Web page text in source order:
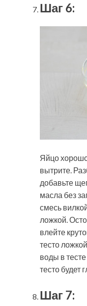
Шаг 6:
Яйцо
вытрите.
добавьте
масла без
смесь
ложкой.
влейте
тесто
воды в
тесто будет
Шаг 7: